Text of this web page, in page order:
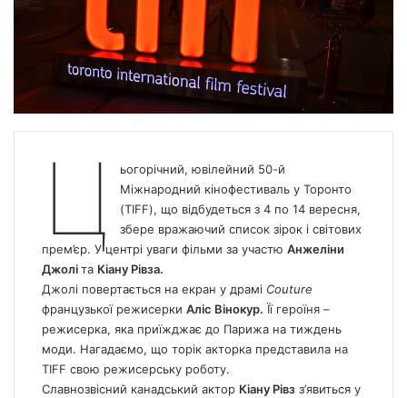
Ц
ьогорічний, ювілейний 50-й
Міжнародний кінофестиваль у Торонто
(TIFF), що відбудеться з 4 по 14 вересня,
збере вражаючий список зірок і світових
прем’єр. У центрі уваги фільми за участю Анжеліни
Джоліта Кіану Рівза.
Джолі повертається на екран у драмі Couture
французької режисерки Аліс Вінокур. Її героїня –
режисерка, яка приїжджає до Парижа на тиждень
моди. Нагадаємо, що торік акторка представила на
TIFF свою режисерську роботу.
Славнозвісний канадський актор Кіану Рівз з’явиться у